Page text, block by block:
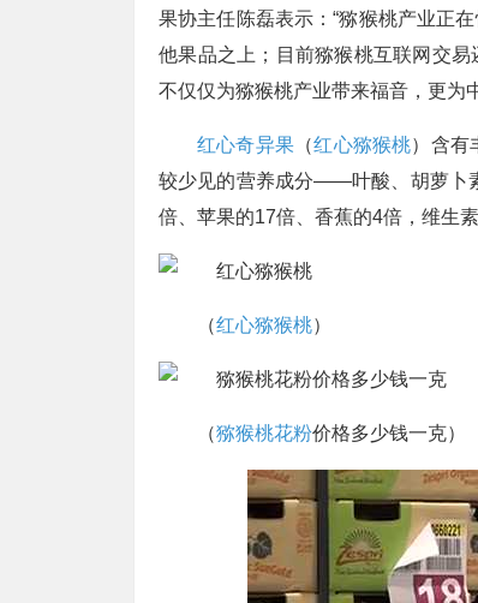
果协主任陈磊表示：“猕猴桃产业正
他果品之上；目前猕猴桃互联网交
不仅仅为猕猴桃产业带来福音，更为
红心奇异果 （红心猕猴桃）含有
较少见的营养成分——叶酸、胡萝卜
倍、苹果的17倍、香蕉的4倍，维生
（红心猕猴桃）
（猕猴桃花粉价格多少钱一克）